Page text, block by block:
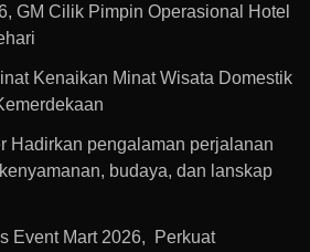
GM Cilik Pimpin Operasional Hotel
Kenaikan Minat Wisata Domestik
Hadirkan pengalaman perjalanan
budaya, dan lanskap
Event Mart 2026, Perkuat